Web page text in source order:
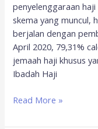
penyelenggaraan
skema yang muncul,
berjalan dengan
April 2020, 79,31%
jemaah haji khusus
Ibadah Haji
Read More »